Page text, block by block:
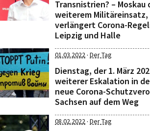
Transnistrien? –
weiterem Militäreinsatz,
verlängert Corona-
Leipzig und Halle
01.03.2022· Der Tag
Dienstag, der 1. März
weiterer Eskalation in
neue Corona-
Sachsen auf dem Weg
08.02.2022· Der Tag